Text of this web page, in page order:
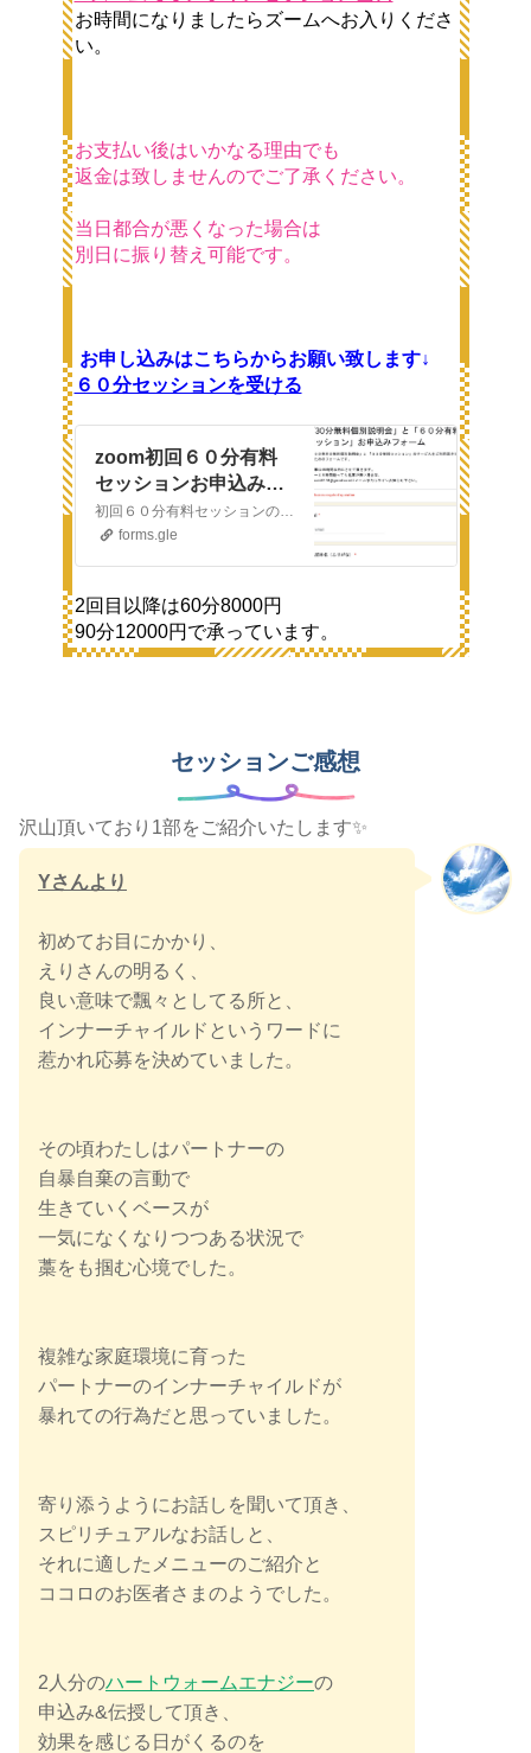
お時間になりましたらズームへお入りくださ
い。
お支払い後はいかなる理由でも
返金は致しませんのでご了承ください。
当日都合が悪くなった場合は
別日に振り替え可能です。
お申し込みはこちらからお願い致します↓
６０分セッションを受ける
zoom初回６０分有料
セッションお申込みフ
ォーム
初回６０分有料セッションのサービスをご利用頂きたい方のためのフォームです。お返事は48時間以内にさせて頂きます。万が一４８時間経っても返事が無い場合は、saitoueri0118@gmail.comにメールまたはライン、インスタよりお知らせ下さい。
forms.gle
2回目以降は60分8000円
90分12000円で承っています。
セッションご感想
沢山頂いており1部をご紹介いたします✨
Yさんより
初めてお目にかかり、
えりさんの明るく、
良い意味で飄々としてる所と、
インナーチャイルドというワードに
惹かれ応募を決めていました。
その頃わたしはパートナーの
自暴自棄の言動で
生きていくベースが
一気になくなりつつある状況で
藁をも掴む心境でした。
複雑な家庭環境に育った
パートナーのインナーチャイルドが
暴れての行為だと思っていました。
寄り添うようにお話しを聞いて頂き、
スピリチュアルなお話しと、
それに適したメニューのご紹介と
ココロのお医者さまのようでした。
2人分のハートウォームエナジーの
申込み&伝授して頂き、
効果を感じる日がくるのを